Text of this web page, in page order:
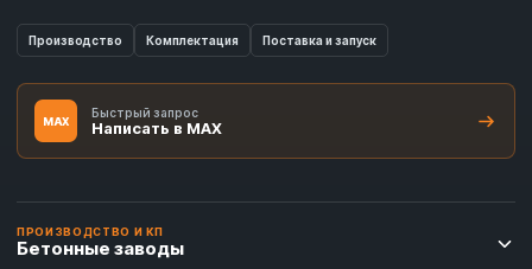
Производство Комплектация Поставка и запуск
MAX
Быстрый запрос
Написать в MAX
ПРОИЗВОДСТВО И КП
Бетонные заводы